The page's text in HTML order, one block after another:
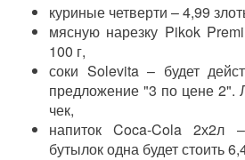
куриные четверти – 4,99
мясную нарезку Pikok
100 г,
соки Solevita – будет
предложение "3 по цене 2".
чек,
напиток Coca-Cola 2х2л
бутылок одна будет стоить